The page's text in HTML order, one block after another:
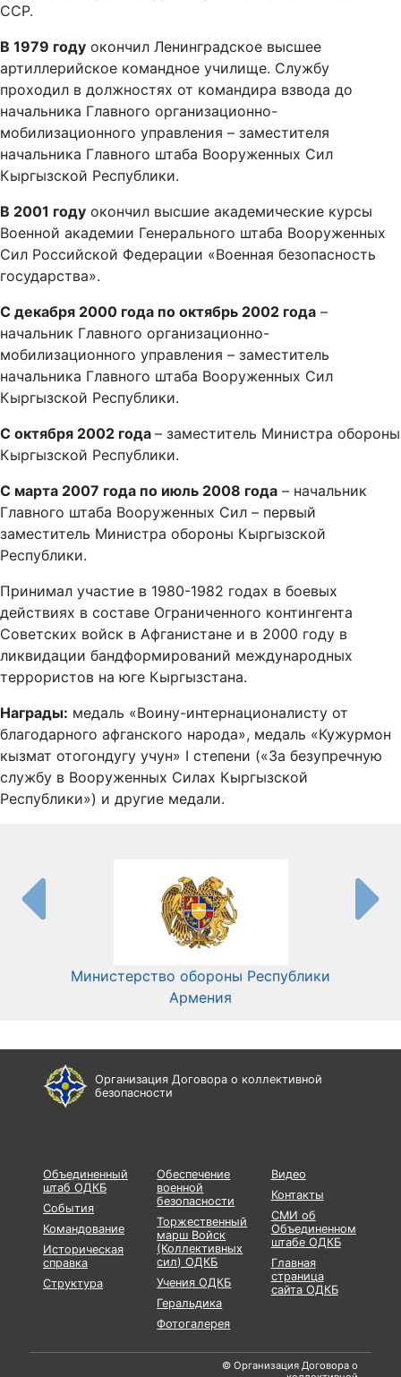
ССР.
В 1979 году окончил Ленинградское высшее
артиллерийское командное училище. Службу
проходил в должностях от командира взвода до
начальника Главного организационно-
мобилизационного управления – заместителя
начальника Главного штаба Вооруженных Сил
Кыргызской Республики.
В 2001 году окончил высшие академические курсы
Военной академии Генерального штаба Вооруженных
Сил Российской Федерации «Военная безопасность
государства».
С декабря 2000 года по октябрь 2002 года –
начальник Главного организационно-
мобилизационного управления – заместитель
начальника Главного штаба Вооруженных Сил
Кыргызской Республики.
С октября 2002 года – заместитель Министра обороны
Кыргызской Республики.
С марта 2007 года по июль 2008 года – начальник
Главного штаба Вооруженных Сил – первый
заместитель Министра обороны Кыргызской
Республики.
Принимал участие в 1980-1982 годах в боевых
действиях в составе Ограниченного контингента
Советских войск в Афганистане и в 2000 году в
ликвидации бандформирований международных
террористов на юге Кыргызстана.
Награды: медаль «Воину-интернационалисту от
благодарного афганского народа», медаль «Кужурмон
кызмат отогондугу учун» I степени («За безупречную
службу в Вооруженных Силах Кыргызской
Республики») и другие медали.
Министерство обороны Республики
Армения
Организация Договора о коллективной
безопасности
Объединенный
штаб ОДКБ
События
Командование
Историческая
справка
Структура
Обеспечение
военной
безопасности
Торжественный
марш Войск
(Коллективных
сил) ОДКБ
Учения ОДКБ
Геральдика
Фотогалерея
Видео
Контакты
СМИ об
Объединенном
штабе ОДКБ
Главная
страница
сайта ОДКБ
© Организация Договора о